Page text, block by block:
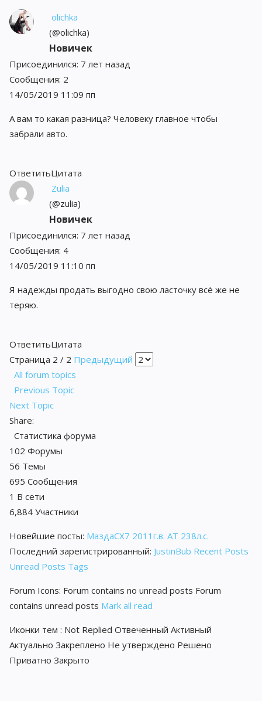
olichka
(@olichka)
Новичек
Присоединился: 7 лет назад
Сообщения: 2
14/05/2019 11:09 пп
А вам то какая разница? Человеку главное чтобы
забрали авто.
ОтветитьЦитата
Zulia
(@zulia)
Новичек
Присоединился: 7 лет назад
Сообщения: 4
14/05/2019 11:10 пп
Я надежды продать выгодно свою ласточку всё же не
теряю.
ОтветитьЦитата
Страница 2 / 2 Предыдущий
All forum topics
Previous Topic
Next Topic
Share:
Статистика форума
102 Форумы
56 Темы
695 Сообщения
1 В сети
6,884 Участники
Новейшие посты: МаздаCX7 2011г.в. АТ 238л.с.
Последний зарегистрированный: JustinBub Recent Posts
Unread Posts Tags
Forum Icons: Forum contains no unread posts Forum
contains unread posts Mark all read
Иконки тем : Not Replied Отвеченный Активный
Актуально Закреплено Не утверждено Решено
Приватно Закрыто